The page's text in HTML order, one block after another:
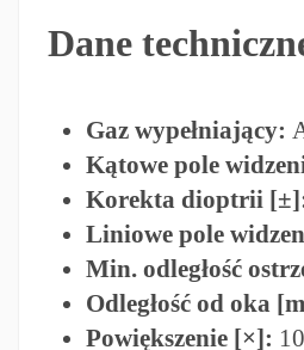
Dane
Gaz wypełniający:
Kątowe pole
Korekta dioptrii
Liniowe pole
Min. odległość
Odległość od oka
Powiększenie [×]: 10